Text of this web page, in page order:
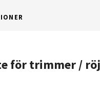
för trimmer /